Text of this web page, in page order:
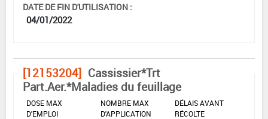
DATE DE FIN D'UTILISATION :
04/01/2022
[12153204] Cassissier*Trt
Part.Aer.*Maladies du feuillage
DOSE MAX
D'EMPLOI
NOMBRE MAX
D'APPLICATION
DÉLAIS AVANT
RÉCOLTE